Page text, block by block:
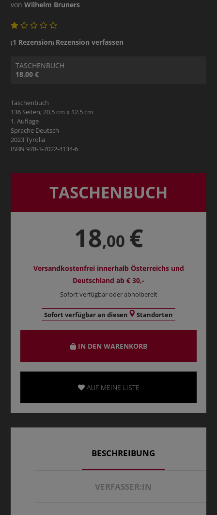
vonWilhelm Bruners
(1 Rezension) Rezension verfassen
TASCHENBUCH
18.00 €
Taschenbuch
136 Seiten; 20.5 cm x 12.5 cm
1. Auflage
Sprache Deutsch
2023 Tyrolia
ISBN 978-3-7022-4134-6
TASCHENBUCH
18,00 €
Versandkostenfrei innerhalb Österreichs und
Deutschland ab € 30,-
Sofort verfügbar oder abholbereit
Sofort verfügbar an diesen Standorten
IN DEN WARENKORB
AUF MEINE LISTE
BESCHREIBUNG
VERFASSER:IN